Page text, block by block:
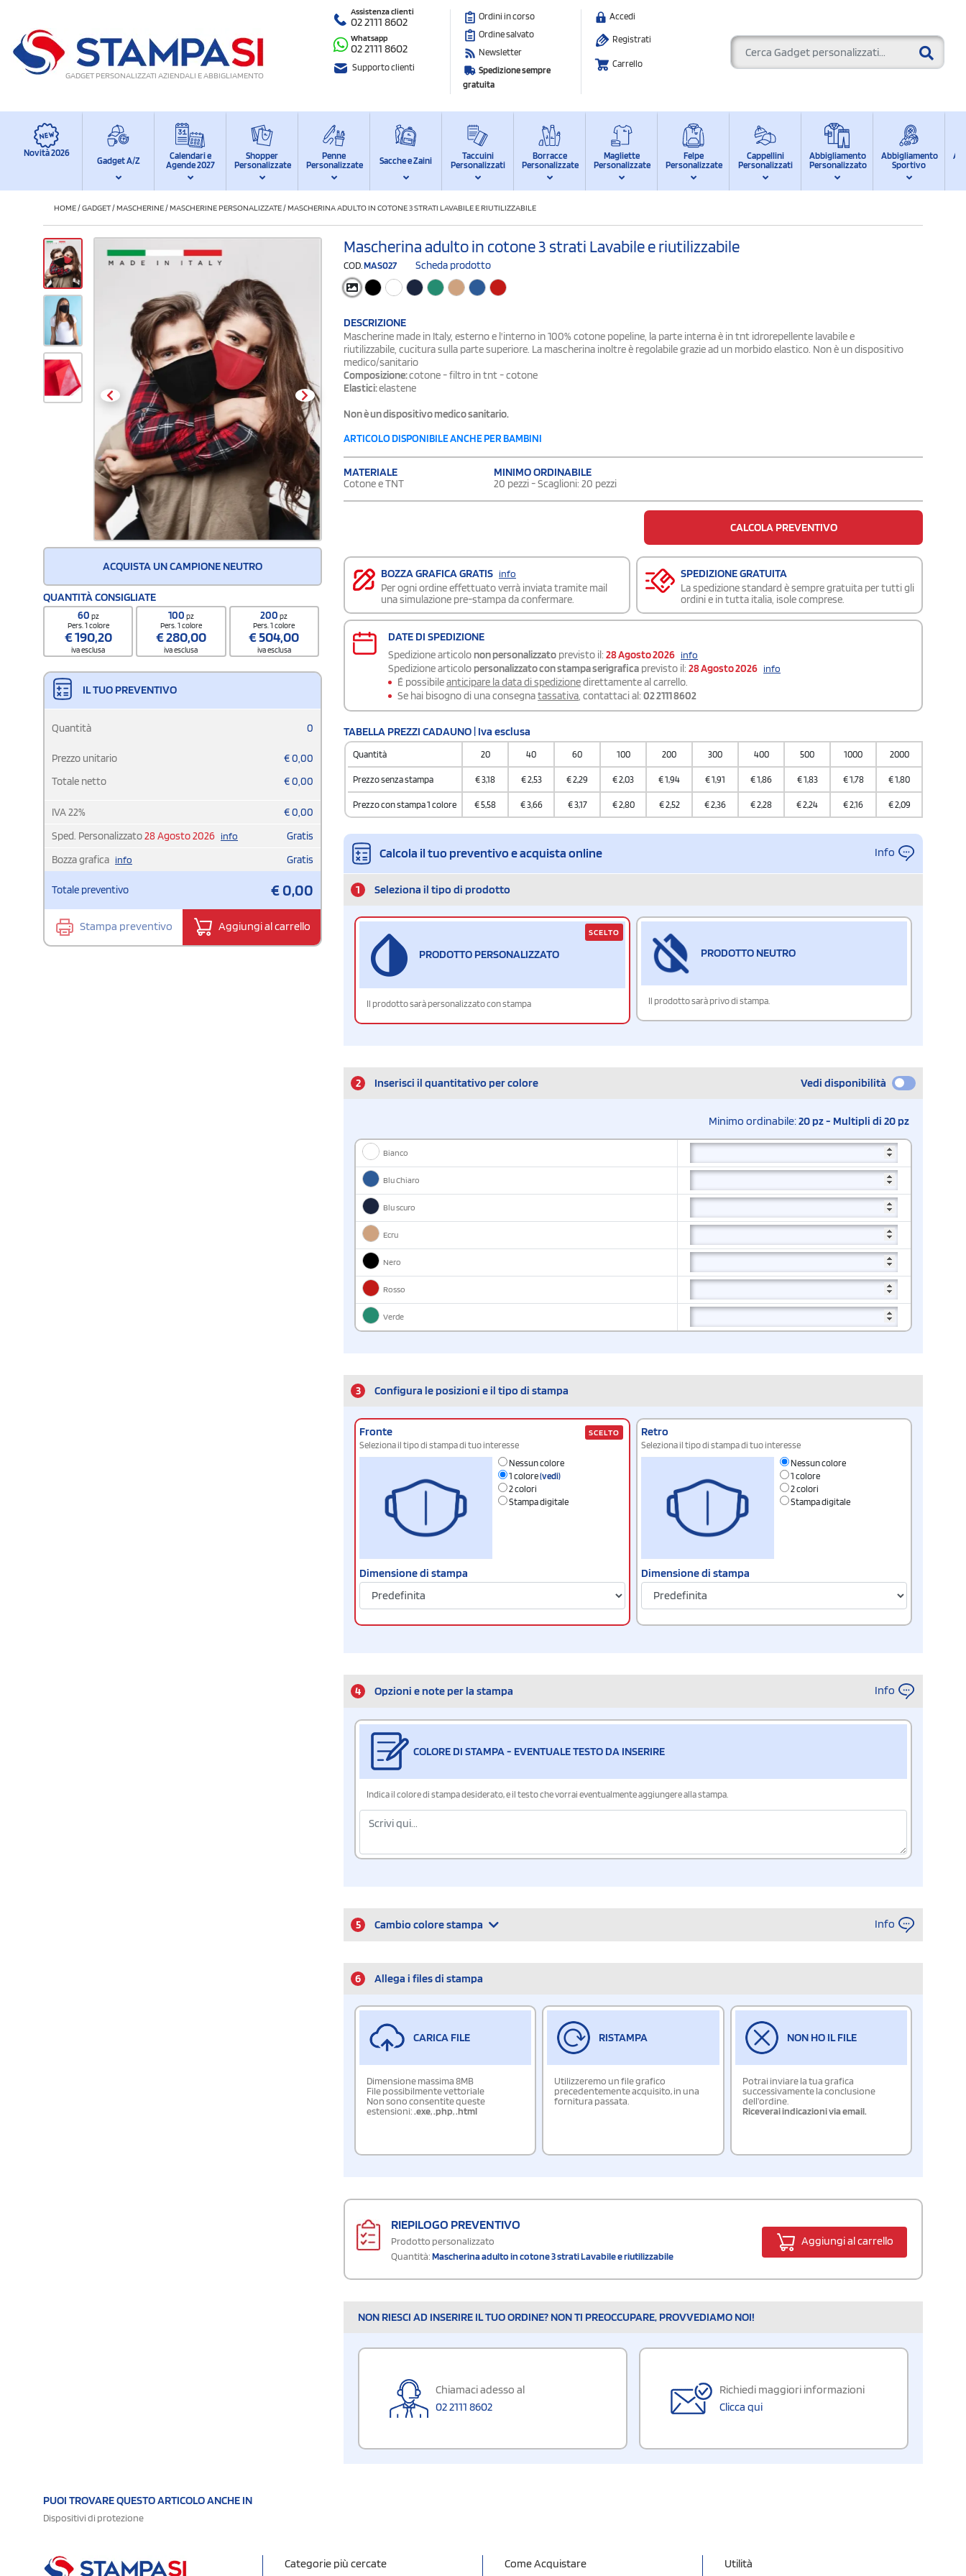
GADGET PERSONALIZZATI AZIENDALI E ABBIGLIAMENTO
Assistenza clienti
02 2111 8602
Whatsapp
02 2111 8602
Supporto clienti
Ordini in corso
Ordine salvato
Newsletter
Spedizione sempre
gratuita
Accedi
Registrati
Carrello
Novità 2026
Gadget A/Z
Calendari e
Agende 2027
Shopper
Personalizzate
Penne
Personalizzate
Sacche e Zaini
Taccuini
Personalizzati
Borracce
Personalizzate
Magliette
Personalizzate
Felpe
Personalizzate
Cappellini
Personalizzati
Abbigliamento
Personalizzato
Abbigliamento
Sportivo
HOME/GADGET/MASCHERINE/MASCHERINE PERSONALIZZATE/MASCHERINA ADULTO IN COTONE 3 STRATI LAVABILE E RIUTILIZZABILE
ACQUISTA UN CAMPIONE NEUTRO
QUANTITÀ CONSIGLIATE
60 pz
Pers. 1 colore
€190,20
iva esclusa
100 pz
Pers. 1 colore
€280,00
iva esclusa
200pz
Pers. 1 colore
€504,00
iva esclusa
IL TUO PREVENTIVO
Quantità 0
Prezzo unitario €0,00
Totale netto
€0,00
IVA22% €0,00
Sped. Personalizzato28 Agosto 2026 info
Gratis
Bozza grafica info Gratis
Totale preventivo €0,00
Stampa preventivo Aggiungi al carrello
Mascherina adulto in cotone 3 strati Lavabile e riutilizzabile
COD. MAS027 Scheda prodotto
DESCRIZIONE
Mascherine made in Italy, esterno e l'interno in 100% cotone popeline, la parte interna è in tnt idrorepellente lavabile e
riutilizzabile, cucitura sulla parte superiore. La mascherina inoltre è regolabile grazie ad un morbido elastico. Non è un dispositivo
medico/sanitario
Composizione:cotone - filtro in tnt - cotone
Elastici:elastene
Non è un dispositivo medico sanitario.
ARTICOLO DISPONIBILE ANCHE PER BAMBINI
MATERIALE
Cotone e TNT
MINIMO ORDINABILE
20 pezzi - Scaglioni: 20 pezzi
CALCOLA PREVENTIVO
BOZZA GRAFICA GRATIS info
Per ogni ordine effettuato verrà inviata tramite mail
una simulazione pre-stampa da confermare.
SPEDIZIONE GRATUITA
La spedizione standard è sempre gratuita per tutti gli
ordini e in tutta italia, isole comprese.
DATE DI SPEDIZIONE
Spedizione articolo non personalizzato previsto il: 28 Agosto 2026 info
Spedizione articolo personalizzato con stampa serigrafica previsto il: 28 Agosto 2026 info
É possibileanticipare la data di spedizionedirettamente al carrello.
Se hai bisogno di una consegnatassativa , contattaci al: 02 2111 8602
TABELLA PREZZI CADAUNO | Iva esclusa
Quantità 20 40 60 100 200 300 400 500 1000 2000
Prezzo senza stampa €3,18 €2,53 €2,29 €2,03 €1,94 €1,91 €1,86 €1,83 €1,78 €1,80
Prezzo con stampa 1 colore €5,58 €3,66 €3,17 €2,80 €2,52 €2,36 €2,28 €2,24 €2,16 €2,09
Calcola il tuo preventivo e acquista online Info
1 Seleziona il tipo di prodotto
PRODOTTO PERSONALIZZATO
Il prodotto sarà personalizzato con stampa
SCELTO
PRODOTTO NEUTRO
Il prodotto sarà privo di stampa.
2 Inserisci il quantitativo per colore Vedi disponibilità
Minimo ordinabile:20 pz - Multipli di 20 pz
Bianco
Blu Chiaro
Blu scuro
Ecru
Nero
Rosso
Verde
3 Configura le posizioni e il tipo di stampa
Fronte
Seleziona il tipo di stampa di tuo interesse
Nessun colore
1 colore(vedi)
2 colori
Stampa digitale
Dimensione di stampa
SCELTO Retro
Seleziona il tipo di stampa di tuo interesse
Nessun colore
1 colore
2 colori
Stampa digitale
Dimensione di stampa
4 Opzioni e note per la stampa Info
COLORE DI STAMPA - EVENTUALE TESTO DA INSERIRE
Indica il colore di stampa desiderato, e il testo che vorrai eventualmente aggiungere alla stampa.
5 Cambio colore stampa Info
6 Allega i files di stampa
CARICA FILE
Dimensione massima 8MB
File possibilmente vettoriale
Non sono consentite queste
estensioni:.exe,.php,.html
RISTAMPA
Utilizzeremo un file grafico
precedentemente acquisito, in una
fornitura passata.
NON HO IL FILE
Potrai inviare la tua grafica
successivamente la conclusione
dell'ordine.
Riceverai indicazioni via email.
RIEPILOGO PREVENTIVO
Prodotto personalizzato
Quantità:Mascherina adulto in cotone 3 strati Lavabile e riutilizzabile
Aggiungi al carrello
NON RIESCI AD INSERIRE IL TUO ORDINE? NON TI PREOCCUPARE, PROVVEDIAMO NOI!
Chiamaci adesso al
02 2111 8602
Richiedi maggiori informazioni
Clicca qui
PUOI TROVARE QUESTO ARTICOLO ANCHE IN
Dispositivi di protezione
Categorie più cercate Come Acquistare Utilità